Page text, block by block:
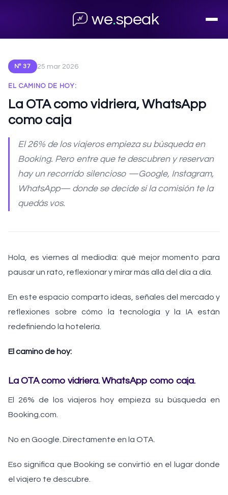
we.speak
Nº 37 25 mar 2026
EL CAMINO DE HOY:
La OTA como vidriera, WhatsApp
como caja
El 26% de los viajeros empieza su búsqueda en
Booking. Pero entre que te descubren y reservan
hay un recorrido silencioso —Google, Instagram,
WhatsApp— donde se decide si la comisión te la
quedás vos.
Hola, es viernes al mediodía: qué mejor momento para
pausar un rato, reflexionar y mirar más allá del día a día.
En este espacio comparto ideas, señales del mercado y
reflexiones sobre cómo la tecnología y la IA están
redefiniendo la hotelería.
El camino de hoy:
La OTA como vidriera. WhatsApp como caja.
El 26% de los viajeros hoy empieza su búsqueda en
Booking.com.
No en Google. Directamente en la OTA.
Eso significa que Booking se convirtió en el lugar donde
el viajero te descubre.